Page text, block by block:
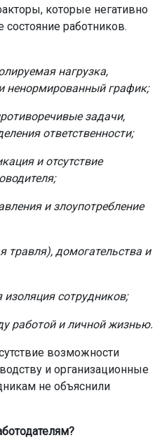
и отсутствие
травля), домогательства и
сотрудников;
работой и личной жизнью.
возможности
и организационные
не объяснили
регулярно
охраны труда,
рабочие
должен чётко
и зачем это нужно.